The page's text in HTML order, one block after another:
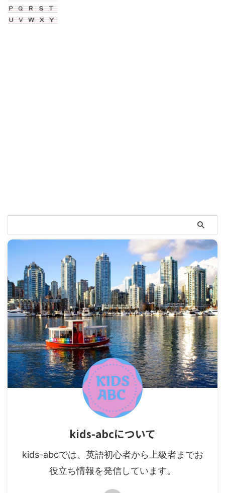
kids-abcについて
kids-abcでは、英語初心者から上級者までお
役立ち情報を発信しています。